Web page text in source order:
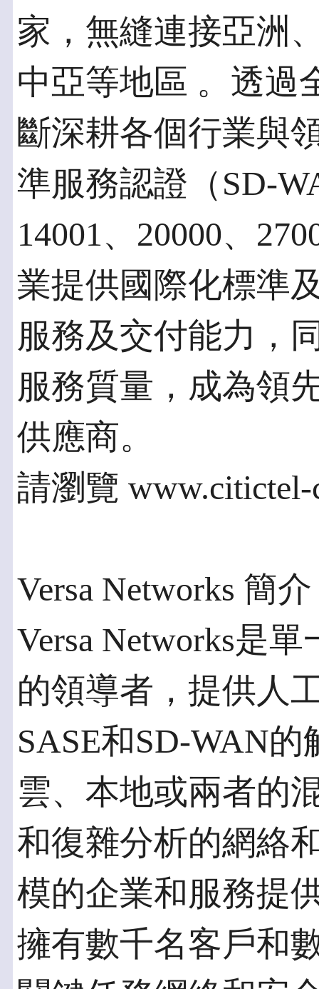
家，無縫連接亞洲
中亞等地區 。透過
斷深耕各個行業與
準服務認證（SD-
14001、20000、
業提供國際化標準
服務及交付能力，
服務質量，成為領
供應商。
請瀏覽
Versa Networks 簡介
Versa Networks是
的領導者，提供人
SASE和SD-WAN
雲、本地或兩者的
和復雜分析的網絡
模的企業和服務提
擁有數千名客戶和